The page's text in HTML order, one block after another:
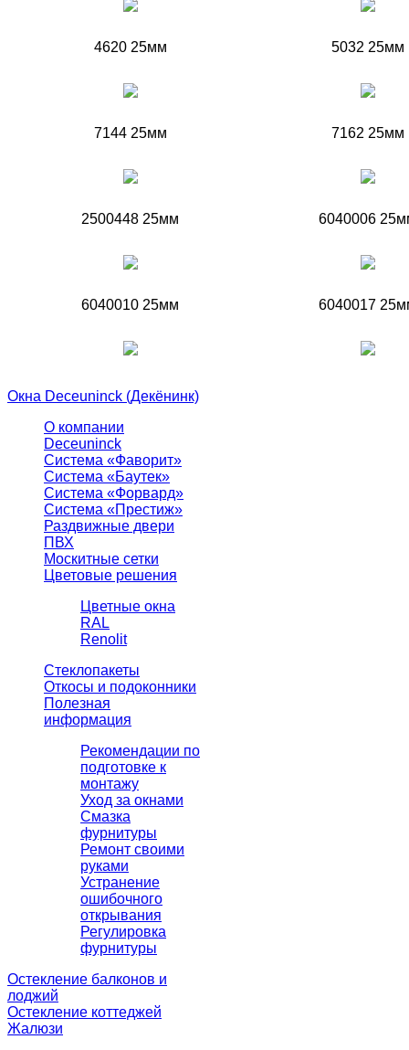
4620 25мм 5032 25мм
7144 25мм 7162 25мм
2500448 25мм 6040006
6040010 25мм 6040017
Окна Deceuninck (Декёнинк)
О компании
Deceuninck
Система «Фаворит»
Система «Баутек»
Система «Форвард»
Система «Престиж»
Раздвижные двери
ПВХ
Москитные сетки
Цветовые решения
Цветные окна
RAL
Renolit
Стеклопакеты
Откосы и подоконники
Полезная
информация
Рекомендации по
подготовке к
монтажу
Уход за окнами
Смазка
фурнитуры
Ремонт своими
руками
Устранение
ошибочного
открывания
Регулировка
фурнитуры
Остекление балконов и
лоджий
Остекление коттеджей
Жалюзи